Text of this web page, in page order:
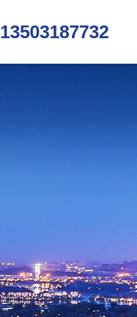
13503187732